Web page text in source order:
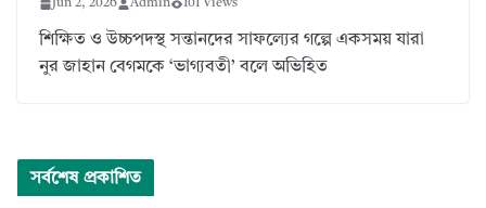
Jun 2, 2026 Admin 101 Views
শিক্ষিত ও উচ্চপদস্থ সন্তানদের সাফল্যের গল্পে একসময় যারা
নুর জাহান বেগমকে ‘ভাগ্যবতী’ বলে অভিহিত
সর্বশেষ প্রকাশিত